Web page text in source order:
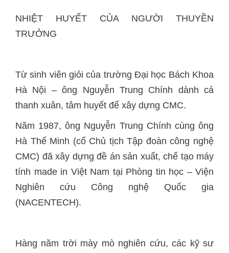
NHIỆT HUYẾT CỦA NGƯỜI THUYỀN
TRƯỞNG
Từ sinh viên giỏi của trường Đại học Bách Khoa
Hà Nội – ông Nguyễn Trung Chính dành cả
thanh xuân, tâm huyết để xây dựng CMC.
Năm 1987, ông Nguyễn Trung Chính cùng ông
Hà Thế Minh (cố Chủ tịch Tập đoàn công nghệ
CMC) đã xây dựng đề án sản xuất, chế tạo máy
tính made in Việt Nam tại Phòng tin học – Viện
Nghiên cứu Công nghệ Quốc gia
(NACENTECH).
Hàng năm trời mày mò nghiên cứu, các kỹ sư